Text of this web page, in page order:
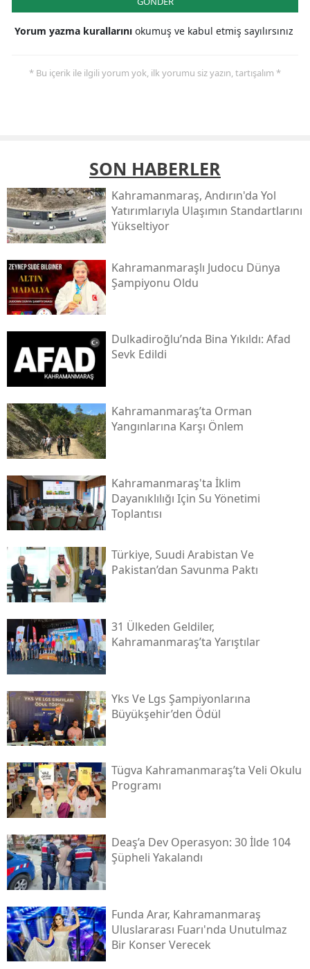
Yorum yazma kurallarını okumuş ve kabul etmiş sayılırsınız
* Bu içerik ile ilgili yorum yok, ilk yorumu siz yazın, tartışalım *
SON HABERLER
Kahramanmaraş, Andırın'da Yol
Yatırımlarıyla Ulaşımın Standartlarını
Yükseltiyor
Kahramanmaraşlı Judocu Dünya
Şampiyonu Oldu
Dulkadiroğlu’nda Bina Yıkıldı: Afad
Sevk Edildi
Kahramanmaraş’ta Orman
Yangınlarına Karşı Önlem
Kahramanmaraş'ta İklim
Dayanıklılığı Için Su Yönetimi
Toplantısı
Türkiye, Suudi Arabistan Ve
Pakistan’dan Savunma Paktı
31 Ülkeden Geldiler,
Kahramanmaraş’ta Yarıştılar
Yks Ve Lgs Şampiyonlarına
Büyükşehir’den Ödül
Tügva Kahramanmaraş’ta Veli Okulu
Programı
Deaş’a Dev Operasyon: 30 İlde 104
Şüpheli Yakalandı
Funda Arar, Kahramanmaraş
Uluslararası Fuarı'nda Unutulmaz
Bir Konser Verecek